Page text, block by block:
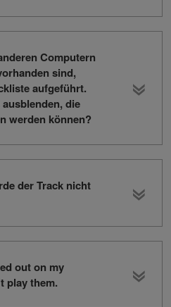
Computern
sind,
aufgeführt.
die
werden können?
der Track nicht
out on my
play them.